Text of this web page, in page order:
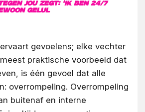
jou zegt: ‘Ik ben 24/7
gelul
gevoelens; elke vechter
praktische voorbeeld dat
is één gevoel dat alle
overrompeling. Overrompeling
buitenaf en interne